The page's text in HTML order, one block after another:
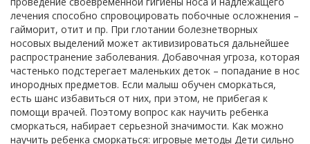
лечения способно спровоцировать побочные осложнения –
гайморит, отит и пр. При глотании болезнетворных
носовых выделений может активизироваться дальнейшее
распространение заболевания. Добавочная угроза, которая
частенько подстерегает маленьких деток – попадание в нос
инородных предметов. Если малыш обучен сморкаться,
есть шанс избавиться от них, при этом, не прибегая к
помощи врачей. Поэтому вопрос как научить ребенка
сморкаться, набирает серьезной значимости. Как можно
научить ребенка сморкаться: игровые методы Дети сильно